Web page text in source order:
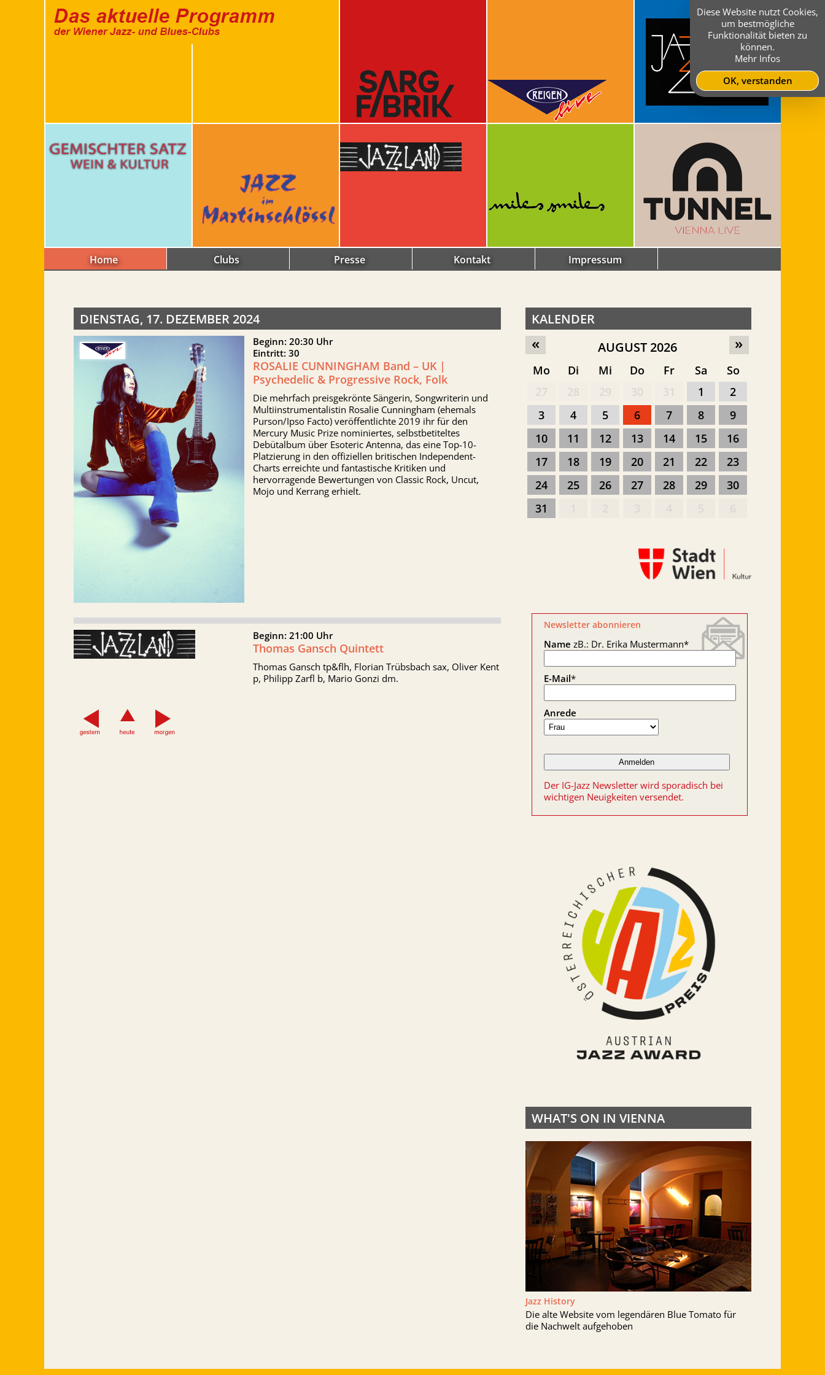
Home Clubs Presse Kontakt Impressum
DIENSTAG, 17. DEZEMBER 2024
Beginn: 20:30 Uhr
Eintritt: 30
ROSALIE CUNNINGHAM Band – UK |
Psychedelic & Progressive Rock, Folk
Die mehrfach preisgekrönte Sängerin, Songwriterin und
Multiinstrumentalistin Rosalie Cunningham (ehemals
Purson/Ipso Facto) veröffentlichte 2019 ihr für den
Mercury Music Prize nominiertes, selbstbetiteltes
Debütalbum über Esoteric Antenna, das eine Top-10-
Platzierung in den offiziellen britischen Independent-
Charts erreichte und fantastische Kritiken und
hervorragende Bewertungen von Classic Rock, Uncut,
Mojo und Kerrang erhielt.
Beginn: 21:00 Uhr
Thomas Gansch Quintett
Thomas Gansch tp&flh, Florian Trübsbach sax, Oliver Kent
p, Philipp Zarfl b, Mario Gonzi dm.
KALENDER
»
« AUGUST 2026
Mo Di Mi Do Fr Sa
So
1
2
3
4 5 6 7 8
9
10
11 12 13 14 15
16
17
18 19 20 21 22
23
24
25 26 27 28 29
30
31
Newsletter abonnieren
Name zB.: Dr. Erika Mustermann*
E-Mail*
Anrede
Der IG-Jazz Newsletter wird sporadisch bei
wichtigen Neuigkeiten versendet.
WHAT'S ON IN VIENNA
Jazz History
Die alte Website vom legendären Blue Tomato für
die Nachwelt aufgehoben
Diese Website nutzt Cookies,
um bestmögliche
Funktionalität bieten zu
können.
Mehr Infos
OK, verstanden